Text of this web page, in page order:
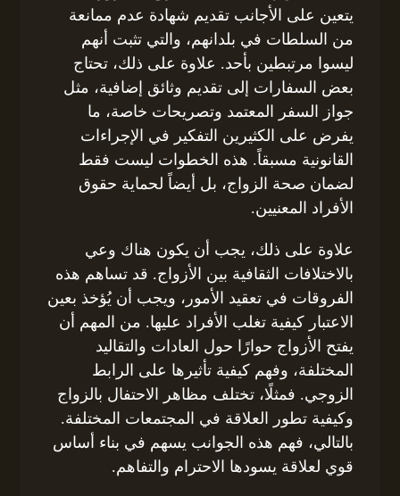
يتعين على الأجانب تقديم شهادة عدم ممانعة
من السلطات في بلدانهم، والتي تثبت أنهم
ليسوا مرتبطين بأحد. علاوة على ذلك، تحتاج
بعض السفارات إلى تقديم وثائق إضافية، مثل
جواز السفر المعتمد وتصريحات خاصة، ما
يفرض على الكثيرين التفكير في الإجراءات
القانونية مسبقاً. هذه الخطوات ليست فقط
لضمان صحة الزواج، بل أيضاً لحماية حقوق
الأفراد المعنيين.
علاوة على ذلك، يجب أن يكون هناك وعي
بالاختلافات الثقافية بين الأزواج. قد تساهم هذه
الفروقات في تعقيد الأمور، ويجب أن يُؤخذ بعين
الاعتبار كيفية تغلب الأفراد عليها. من المهم أن
يفتح الأزواج حوارًا حول العادات والتقاليد
المختلفة، وفهم كيفية تأثيرها على الرابط
الزوجي. فمثلًا، تختلف مظاهر الاحتفال بالزواج
وكيفية تطور العلاقة في المجتمعات المختلفة.
بالتالي، فهم هذه الجوانب يسهم في بناء أساس
قوي لعلاقة يسودها الاحترام والتفاهم.